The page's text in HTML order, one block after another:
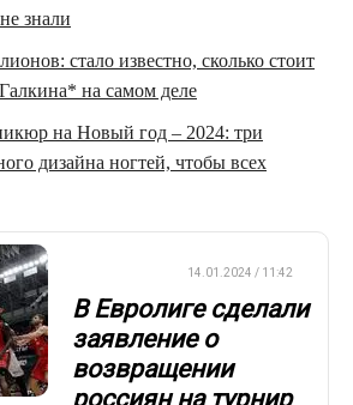
знали
стало известно, сколько стоит
на самом деле
на Новый год – 2024: три
дизайна ногтей, чтобы всех
14.01.2024 / 11:42
В Евролиге сделали
заявление о
возвращении
россиян на турнир